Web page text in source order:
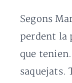
Segons
perdent la
que
saquejats.